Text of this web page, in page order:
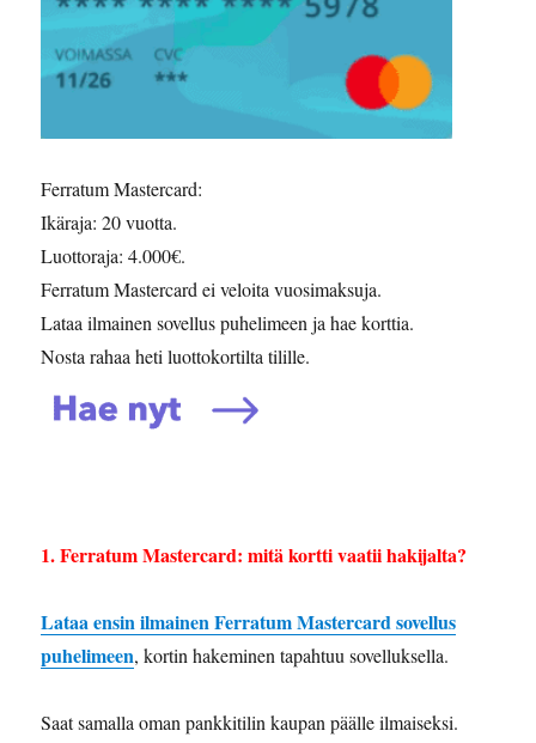
Ferratum Mastercard:
Ikäraja: 20 vuotta.
Luottoraja: 4.000€.
Ferratum Mastercard ei veloita vuosimaksuja.
Lataa ilmainen sovellus puhelimeen ja hae korttia.
Nosta rahaa heti luottokortilta tilille.
1. Ferratum Mastercard: mitä kortti vaatii hakijalta?
Lataa ensin ilmainen Ferratum Mastercard sovellus
puhelimeen, kortin hakeminen tapahtuu sovelluksella.
Saat samalla oman pankkitilin kaupan päälle ilmaiseksi.